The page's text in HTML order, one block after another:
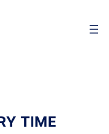
TIME